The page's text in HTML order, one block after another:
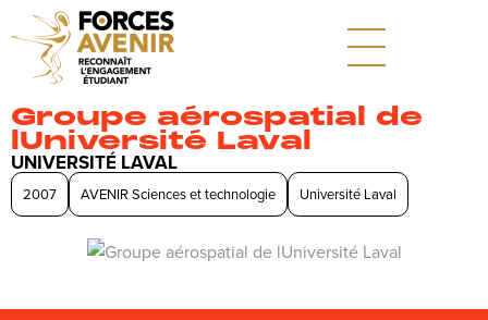
Groupe aérospatial de
lUniversité Laval
UNIVERSITÉ LAVAL
2007 AVENIR Sciences et technologie Université Laval